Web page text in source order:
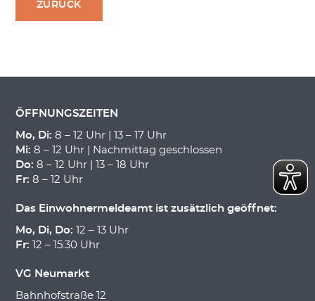
ZURÜCK
ÖFFNUNGSZEITEN
Mo, Di: 8 – 12 Uhr | 13 – 17 Uhr
Mi: 8 – 12 Uhr | Nachmittag geschlossen
Do: 8 – 12 Uhr | 13 – 18 Uhr
Fr: 8 – 12 Uhr
Das Einwohnermeldeamt ist zusätzlich geöffnet:
Mo, Di, Do: 12 – 13 Uhr
Fr: 12 – 15:30 Uhr
VG Neumarkt
Bahnhofstraße 12